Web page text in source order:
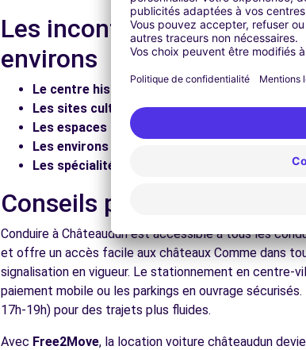
Les incontournables à
environs
Le centre historique :
Flânez dans les ruelles
Les sites culturels :Visitez les musées et
Les espaces naturels :
Profitez des parcs et
Les environs :
Explorez les châteaux de la
Les spécialités locales :
Découvrez la
Conseils pratiques pour
Conduire à Châteaudun est accessible à tous les
et offre un accès facile aux châteaux Comme dans
signalisation en vigueur. Le stationnement en
paiement mobile ou les parkings en ouvrage
17h-19h) pour des trajets plus fluides.
Avec Free2Move, la location voiture châteaudun